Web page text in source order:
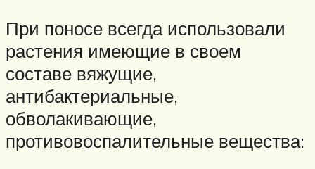
При поносе всегда использовали
растения имеющие в своем
составе вяжущие,
антибактериальные,
обволакивающие,
противовоспалительные вещества: